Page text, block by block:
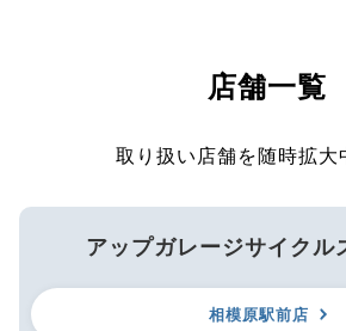
店舗一覧
取り扱い店舗を随時拡大
アップガレージサイクル
相模原駅前店